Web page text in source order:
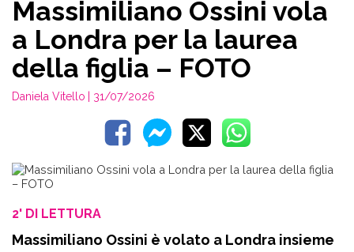
Massimiliano Ossini vola
a Londra per la laurea
della figlia – FOTO
Daniela Vitello | 31/07/2026
2' DI LETTURA
Massimiliano Ossini è volato a Londra insieme